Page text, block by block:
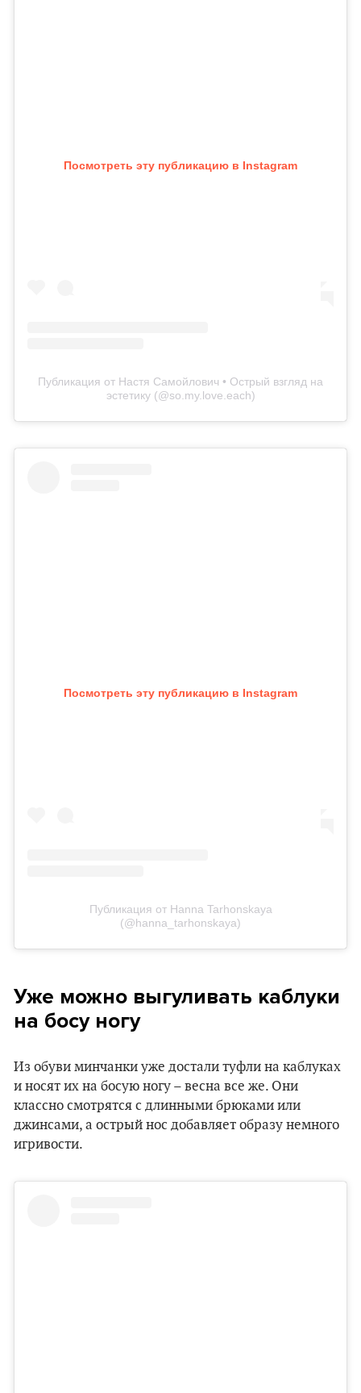
Посмотреть эту публикацию в Instagram
Публикация от Настя Самойлович • Острый взгляд на
эстетику (@so.my.love.each)
Посмотреть эту публикацию в Instagram
Публикация от Hanna Tarhonskaya
(@hanna_tarhonskaya)
Уже можно выгуливать каблуки
на босу ногу
Из обуви минчанки уже достали туфли на каблуках
и носят их на босую ногу – весна все же. Они
классно смотрятся с длинными брюками или
джинсами, а острый нос добавляет образу немного
игривости.